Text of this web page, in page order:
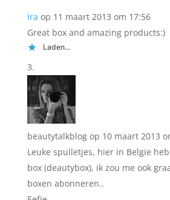
Ira op 11 maart 2013 om 17:56
Great box and amazing products:)
Laden...
beautytalkblog op 10 maart 2013
Leuke spulletjes, hier in Belgie
box (deautybox), ik zou me ook
boxen abonneren..